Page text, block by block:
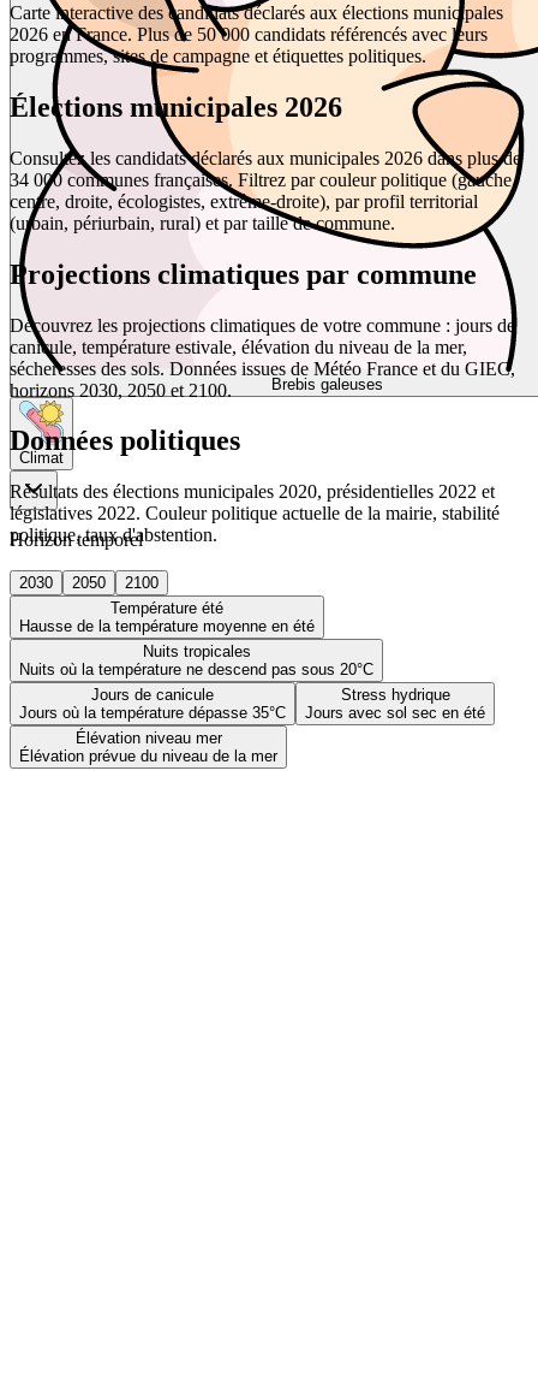
Brebis galeuses
Climat
Horizon temporel
2030 2050
2100
Température été
Hausse de la température moyenne en été
Nuits tropicales
Nuits où la température ne descend pas sous 20°C
Jours de canicule
Jours où la température dépasse 35°C
Stress hydrique
Jours avec sol sec en été
Élévation niveau mer
Élévation prévue du niveau de la mer
Carte interactive des candidats déclarés aux élections municipales
2026 en France. Plus de 50 000 candidats référencés avec leurs
programmes, sites de campagne et étiquettes politiques.
Élections municipales 2026
Consultez les candidats déclarés aux municipales 2026 dans plus de
34 000 communes françaises. Filtrez par couleur politique (gauche,
centre, droite, écologistes, extrême-droite), par profil territorial
(urbain, périurbain, rural) et par taille de commune.
Projections climatiques par commune
Découvrez les projections climatiques de votre commune : jours de
canicule, température estivale, élévation du niveau de la mer,
sécheresses des sols. Données issues de Météo France et du GIEC,
horizons 2030, 2050 et 2100.
Données politiques
Résultats des élections municipales 2020, présidentielles 2022 et
législatives 2022. Couleur politique actuelle de la mairie, stabilité
politique, taux d'abstention.